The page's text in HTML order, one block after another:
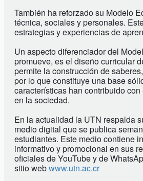
También ha reforzado su Modelo
técnica, sociales y personales.
estrategias y experiencias de
Un aspecto diferenciador del
promueve, es el diseño curricular
permite la construcción de
por lo que constituye una base
características han contribuido
en la sociedad.
En la actualidad la UTN respalda
medio digital que se publica
estudiantes. Este medio contiene
informativo y promocional en sus
oficiales de YouTube y de
sitio webwww.utn.ac.cr